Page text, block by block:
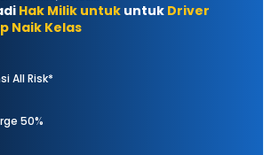
Hak Milik untuk untuk Driver
Naik Kelas
All Risk*
50%